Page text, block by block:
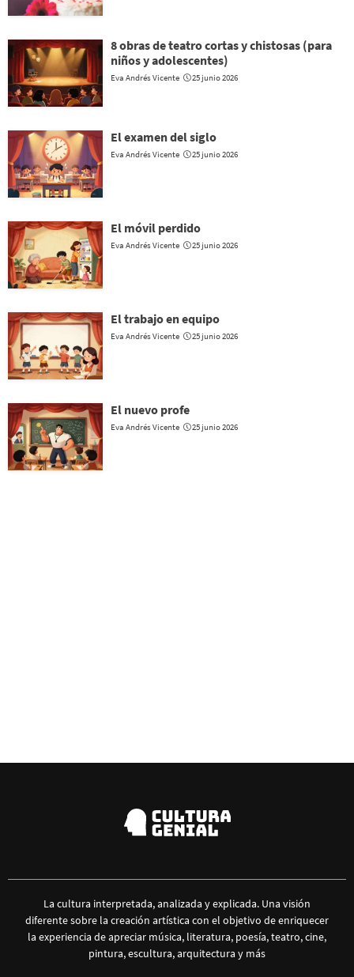
8 obras de teatro cortas y chistosas (para
niños y adolescentes)
Eva Andrés Vicente 25 junio 2026
El examen del siglo
Eva Andrés Vicente 25 junio 2026
El móvil perdido
Eva Andrés Vicente 25 junio 2026
El trabajo en equipo
Eva Andrés Vicente 25 junio 2026
El nuevo profe
Eva Andrés Vicente 25 junio 2026
La cultura interpretada, analizada y explicada. Una visión
diferente sobre la creación artística con el objetivo de enriquecer
la experiencia de apreciar música, literatura, poesía, teatro, cine,
pintura, escultura, arquitectura y más